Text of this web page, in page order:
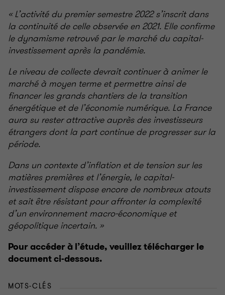
« L’activité du premier semestre 2022 s’inscrit dans
la continuité de celle observée en 2021. Elle confirme
le dynamisme retrouvé par le marché du capital-
investissement après la pandémie.
Le niveau de collecte devrait continuer à animer le
marché à moyen terme et permettre ainsi de
financer les grands chantiers de la transition
énergétique et de l’économie numérique. La France
aura su rester attractive auprès des investisseurs
étrangers dont la part continue de progresser sur la
période.
Dans un contexte d’inflation et de tension sur les
matières premières et l’énergie, le capital-
investissement dispose encore de nombreux atouts
et sait être résistant pour affronter la complexité
d’un environnement macro-économique et
géopolitique incertain. »
Pour accéder à l’étude, veuillez télécharger le
document ci-dessous.
MOTS-CLÉS